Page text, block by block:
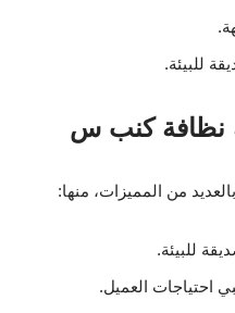
للبيئة.
نظافة كنب س
من المميزات، منها:
للبيئة.
احتياجات العميل.